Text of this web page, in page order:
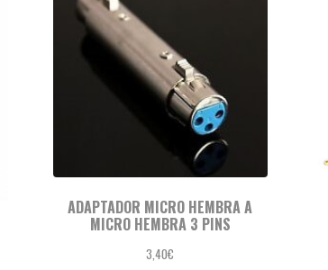
ADAPTADOR MICRO HEMBRA A
MICRO HEMBRA 3 PINS
3,40€